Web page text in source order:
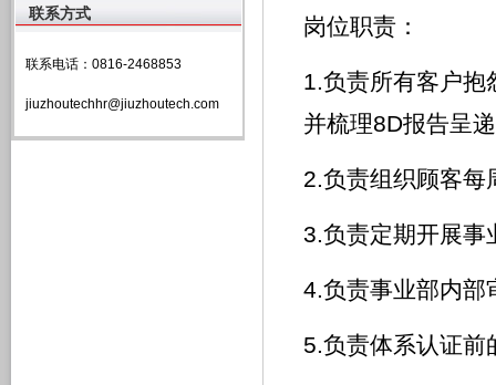
联系方式
联系电话：0816-2468853
jiuzhoutechhr@jiuzhoutech.com
岗位职责：
1.负责所有客户抱
并梳理8D报告呈
2.负责组织顾客每
3.负责定期开展事
4.负责事业部内部
5.负责体系认证前